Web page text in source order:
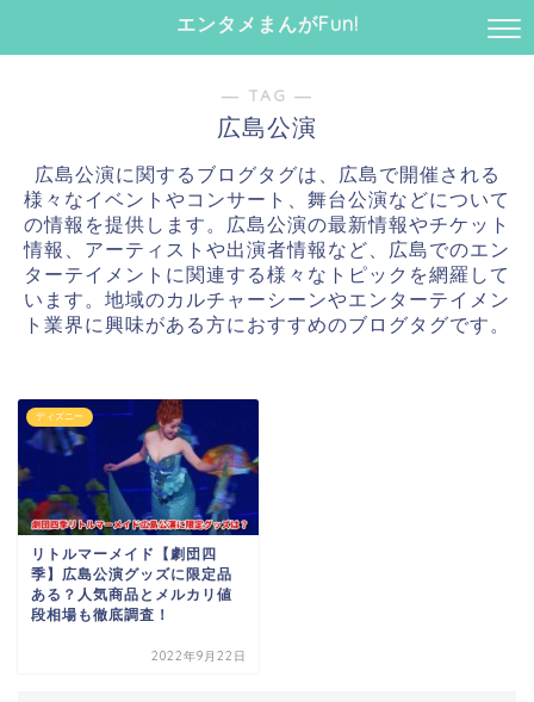
エンタメまんがFun!
― TAG ―
広島公演
広島公演に関するブログタグは、広島で開催される
様々なイベントやコンサート、舞台公演などについて
の情報を提供します。広島公演の最新情報やチケット
情報、アーティストや出演者情報など、広島でのエン
ターテイメントに関連する様々なトピックを網羅して
います。地域のカルチャーシーンやエンターテイメン
ト業界に興味がある方におすすめのブログタグです。
ディズニー
リトルマーメイド【劇団四
季】広島公演グッズに限定品
ある？人気商品とメルカリ値
段相場も徹底調査！
2022年9月22日